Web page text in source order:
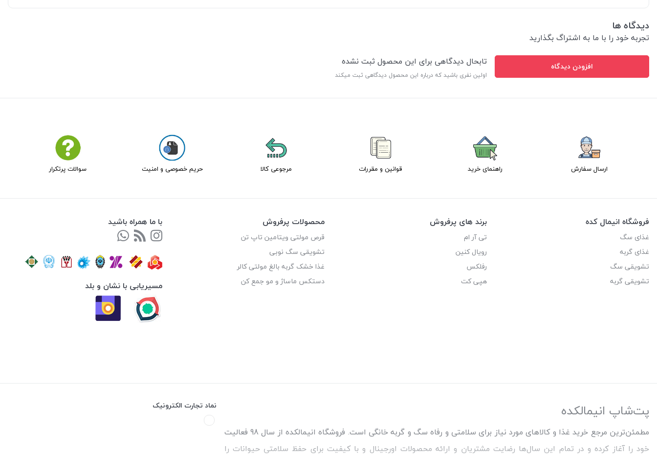
دیدگاه ها
تجربه خود را با ما به اشتراگ بگذارید
افزودن دیدگاه تابحال دیدگاهی برای این محصول ثبت نشده
اولین نفری باشید که درباره این محصول دیدگاهی ثبت میکند
ارسال سفارش راهنمای خرید قوانین و مقررات مرجوعی کالا حریم خصوصی و امنیت سوالات پرتکرار
فروشگاه انیمال کده
غذای سگ
غذای گربه
تشویقی سگ
تشویقی گربه
برند های پرفروش
تی آر ام
رویال کنین
رفلکس
هپی کت
محصولات پرفروش
قرص مولتی ویتامین تاپ تن
تشویقی سگ نوبی
غذا خشک گربه بالغ مولتی کالر
دستکس ماساژ و مو جمع کن
با ما همراه باشید
مسیریابی با نشان و بلد
پت‌شاپ انیمالکده
مطمئن‌ترین مرجع خرید غذا و کالاهای مورد نیاز برای سلامتی و رفاه سگ و گربه خانگی است. فروشگاه انیمالکده از سال 98 فعالیت
خود را آغاز کرده و در تمام این سال‌ها رضایت مشتریان و ارائه محصولات اورجینال و با کیفیت برای حفظ سلامتی حیوانات را
نماد تجارت الکترونیک